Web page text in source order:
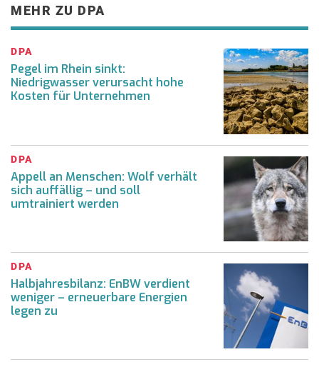
MEHR ZU DPA
DPA
Pegel im Rhein sinkt:
Niedrigwasser verursacht hohe
Kosten für Unternehmen
DPA
Appell an Menschen: Wolf verhält
sich auffällig – und soll
umtrainiert werden
DPA
Halbjahresbilanz: EnBW verdient
weniger – erneuerbare Energien
legen zu